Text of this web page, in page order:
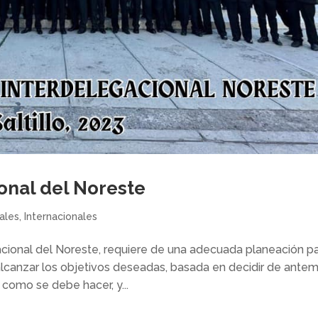
del Noreste
Internacionales
del Noreste, requiere de una adecuada planeación
los objetivos deseadas, basada en decidir de
se debe hacer, y...